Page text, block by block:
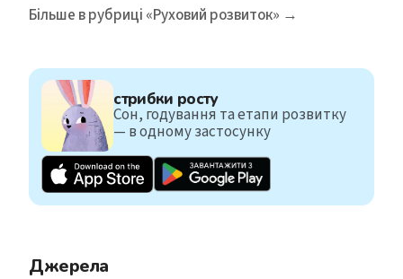
Більше в рубриці «Руховий розвиток» →
стрибки росту
Сон, годування та етапи розвитку
— в одному застосунку
Джерела